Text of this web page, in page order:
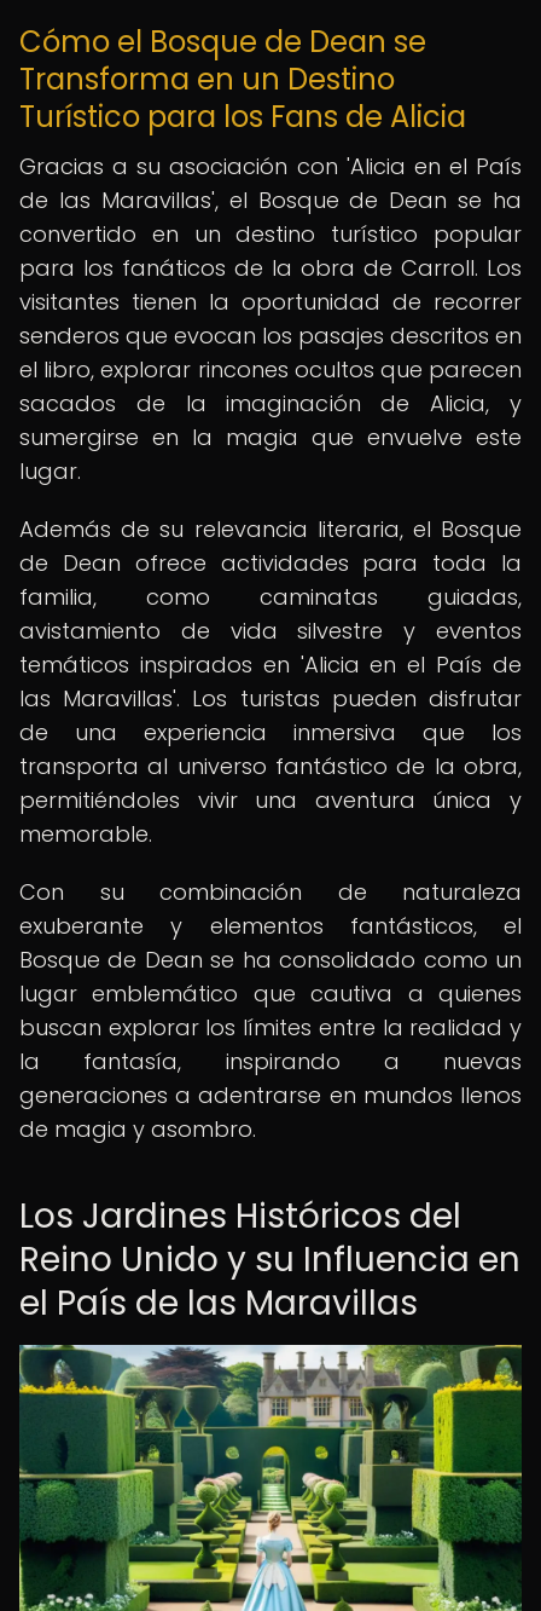
Cómo el Bosque de Dean se
Transforma en un Destino
Turístico para los Fans de Alicia
Gracias a su asociación con 'Alicia en el País
de las Maravillas', el Bosque de Dean se ha
convertido en un destino turístico popular
para los fanáticos de la obra de Carroll. Los
visitantes tienen la oportunidad de recorrer
senderos que evocan los pasajes descritos en
el libro, explorar rincones ocultos que parecen
sacados de la imaginación de Alicia, y
sumergirse en la magia que envuelve este
lugar.
Además de su relevancia literaria, el Bosque
de Dean ofrece actividades para toda la
familia, como caminatas guiadas,
avistamiento de vida silvestre y eventos
temáticos inspirados en 'Alicia en el País de
las Maravillas'. Los turistas pueden disfrutar
de una experiencia inmersiva que los
transporta al universo fantástico de la obra,
permitiéndoles vivir una aventura única y
memorable.
Con su combinación de naturaleza
exuberante y elementos fantásticos, el
Bosque de Dean se ha consolidado como un
lugar emblemático que cautiva a quienes
buscan explorar los límites entre la realidad y
la fantasía, inspirando a nuevas
generaciones a adentrarse en mundos llenos
de magia y asombro.
Los Jardines Históricos del
Reino Unido y su Influencia en
el País de las Maravillas